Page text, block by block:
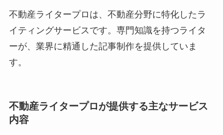
不動産ライタープロは、不動産分野に特化したラ
イティングサービスです。専門知識を持つライタ
ーが、業界に精通した記事制作を提供していま
す。
不動産ライタープロが提供する主なサービス
内容